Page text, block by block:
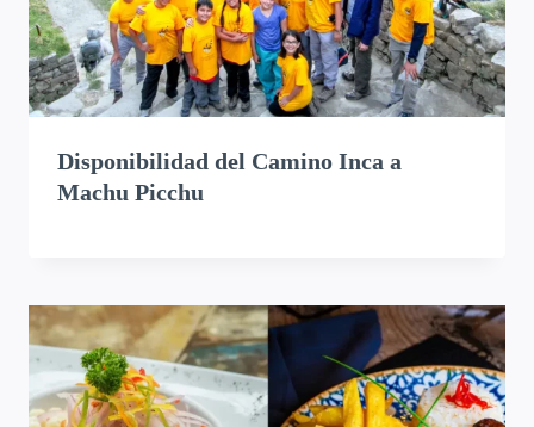
Disponibilidad del Camino Inca a
Machu Picchu